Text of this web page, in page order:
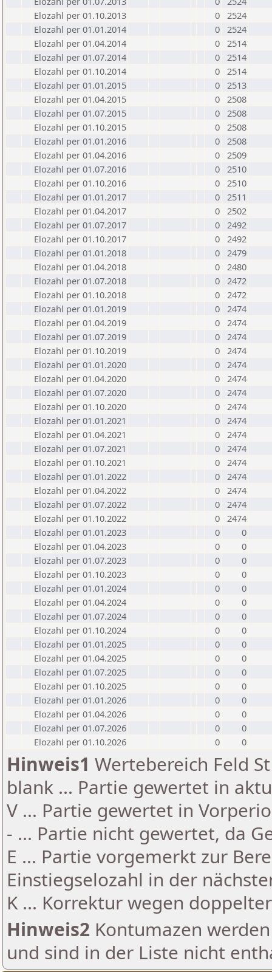
Elozahl per 01.10.2013
0 2524
Elozahl per 01.01.2014
0 2524
Elozahl per 01.04.2014
0 2514
Elozahl per 01.07.2014
0 2514
Elozahl per 01.10.2014
0 2514
Elozahl per 01.01.2015
0 2513
Elozahl per 01.04.2015
0 2508
Elozahl per 01.07.2015
0 2508
Elozahl per 01.10.2015
0 2508
Elozahl per 01.01.2016
0 2508
Elozahl per 01.04.2016
0 2509
Elozahl per 01.07.2016
0 2510
Elozahl per 01.10.2016
0 2510
Elozahl per 01.01.2017
0 2511
Elozahl per 01.04.2017
0 2502
Elozahl per 01.07.2017
0 2492
Elozahl per 01.10.2017
0 2492
Elozahl per 01.01.2018
0 2479
Elozahl per 01.04.2018
0 2480
Elozahl per 01.07.2018
0 2472
Elozahl per 01.10.2018
0 2472
Elozahl per 01.01.2019
0 2474
Elozahl per 01.04.2019
0 2474
Elozahl per 01.07.2019
0 2474
Elozahl per 01.10.2019
0 2474
Elozahl per 01.01.2020
0 2474
Elozahl per 01.04.2020
0 2474
Elozahl per 01.07.2020
0 2474
Elozahl per 01.10.2020
0 2474
Elozahl per 01.01.2021
0 2474
Elozahl per 01.04.2021
0 2474
Elozahl per 01.07.2021
0 2474
Elozahl per 01.10.2021
0 2474
Elozahl per 01.01.2022
0 2474
Elozahl per 01.04.2022
0 2474
Elozahl per 01.07.2022
0 2474
Elozahl per 01.10.2022
0 2474
Elozahl per 01.01.2023
0
0
Elozahl per 01.04.2023
0
0
Elozahl per 01.07.2023
0
0
Elozahl per 01.10.2023
0
0
Elozahl per 01.01.2024
0
0
Elozahl per 01.04.2024
0
0
Elozahl per 01.07.2024
0
0
Elozahl per 01.10.2024
0
0
Elozahl per 01.01.2025
0
0
Elozahl per 01.04.2025
0
0
Elozahl per 01.07.2025
0
0
Elozahl per 01.10.2025
0
0
Elozahl per 01.01.2026
0
0
Elozahl per 01.04.2026
0
0
Elozahl per 01.07.2026
0
0
Elozahl per 01.10.2026
0 0
Hinweis1 Wertebereich Feld
blank ... Partie gewertet in
V ... Partie gewertet in
- ... Partie nicht gewertet, da
E ... Partie vorgemerkt zur
Einstiegselozahl in der
K ... Korrektur wegen
Hinweis2 Kontumazen
und sind in der Liste nicht